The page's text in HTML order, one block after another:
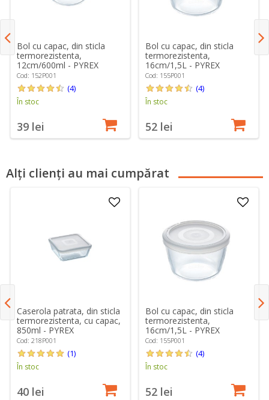
Bol cu capac, din sticla
termorezistenta,
12cm/600ml - PYREX
Cod: 152P001
(4)
În stoc
39 lei
Bol cu capac, din sticla
termorezistenta,
16cm/1,5L - PYREX
Cod: 155P001
(4)
În stoc
52 lei
Alți clienți au mai cumpărat
Caserola patrata, din sticla
termorezistenta, cu capac,
850ml - PYREX
Cod: 218P001
(1)
În stoc
40 lei
Bol cu capac, din sticla
termorezistenta,
16cm/1,5L - PYREX
Cod: 155P001
(4)
În stoc
52 lei